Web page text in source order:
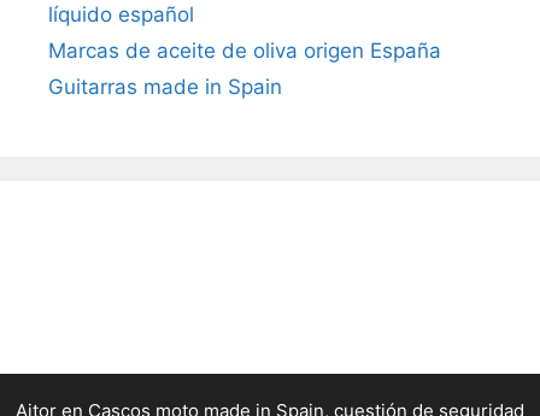
líquido español
Marcas de aceite de oliva origen España
Guitarras made in Spain
Aitor en Cascos moto made in Spain, cuestión de seguridad